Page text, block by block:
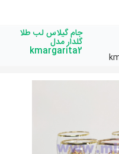
جام گیلاس لب طلا
گلدار مدل
kmargarita2